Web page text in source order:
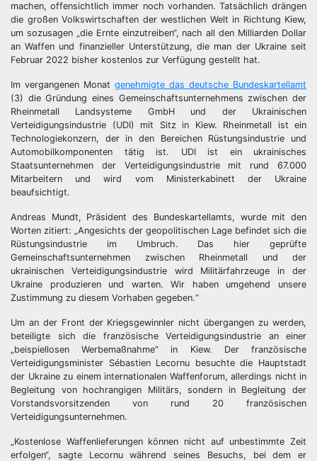
machen, offensichtlich immer noch vorhanden. Tatsächlich drängen
die großen Volkswirtschaften der westlichen Welt in Richtung Kiew,
um sozusagen „die Ernte einzutreiben“, nach all den Milliarden Dollar
an Waffen und finanzieller Unterstützung, die man der Ukraine seit
Februar 2022 bisher kostenlos zur Verfügung gestellt hat.
Im vergangenen Monat genehmigte das deutsche Bundeskartellamt
(3) die Gründung eines Gemeinschaftsunternehmens zwischen der
Rheinmetall Landsysteme GmbH und der Ukrainischen
Verteidigungsindustrie (UDI) mit Sitz in Kiew. Rheinmetall ist ein
Technologiekonzern, der in den Bereichen Rüstungsindustrie und
Automobilkomponenten tätig ist. UDI ist ein ukrainisches
Staatsunternehmen der Verteidigungsindustrie mit rund 67.000
Mitarbeitern und wird vom Ministerkabinett der Ukraine
beaufsichtigt.
Andreas Mundt, Präsident des Bundeskartellamts, wurde mit den
Worten zitiert: „Angesichts der geopolitischen Lage befindet sich die
Rüstungsindustrie im Umbruch. Das hier geprüfte
Gemeinschaftsunternehmen zwischen Rheinmetall und der
ukrainischen Verteidigungsindustrie wird Militärfahrzeuge in der
Ukraine produzieren und warten. Wir haben umgehend unsere
Zustimmung zu diesem Vorhaben gegeben.“
Um an der Front der Kriegsgewinnler nicht übergangen zu werden,
beteiligte sich die französische Verteidigungsindustrie an einer
„beispiellosen Werbemaßnahme“ in Kiew. Der französische
Verteidigungsminister Sébastien Lecornu besuchte die Hauptstadt
der Ukraine zu einem internationalen Waffenforum, allerdings nicht in
Begleitung von hochrangigen Militärs, sondern in Begleitung der
Vorstandsvorsitzenden von rund 20 französischen
Verteidigungsunternehmen.
„Kostenlose Waffenlieferungen können nicht auf unbestimmte Zeit
erfolgen“, sagte Lecornu während seines Besuchs, bei dem er